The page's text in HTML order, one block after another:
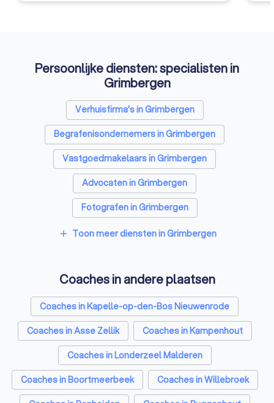
Persoonlijke diensten: specialisten in
Grimbergen
Verhuisfirma's in Grimbergen
Begrafenisondernemers in Grimbergen
Vastgoedmakelaars in Grimbergen
Advocaten in Grimbergen
Fotografen in Grimbergen
Rijscholen in Grimbergen
Psychologen in Grimbergen
Relatietherapeut in Grimbergen
Reisbureaus in Grimbergen
Personal trainers in Grimbergen
add Toon meer diensten in Grimbergen
Coaches in andere plaatsen
Coaches in Kapelle-op-den-Bos Nieuwenrode
Coaches in Asse Zellik
Coaches in Kampenhout
Coaches in Londerzeel Malderen
Coaches in Boortmeerbeek
Coaches in Willebroek